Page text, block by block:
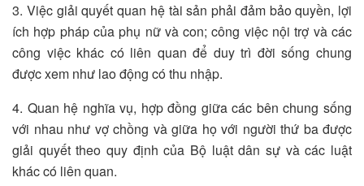
3. Việc giải quyết quan hệ tài sản phải đảm bảo quyền, lợi
ích hợp pháp của phụ nữ và con; công việc nội trợ và các
công việc khác có liên quan để duy trì đời sống chung
được xem như lao động có thu nhập.
4. Quan hệ nghĩa vụ, hợp đồng giữa các bên chung sống
với nhau như vợ chồng và giữa họ với người thứ ba được
giải quyết theo quy định của Bộ luật dân sự và các luật
khác có liên quan.